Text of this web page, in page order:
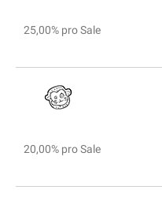
25,00% pro Sale
20,00% pro Sale